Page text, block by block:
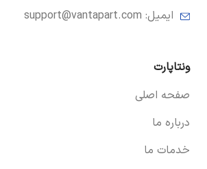
ایمیل: support@vantapart.com
ونتاپارت
صفحه اصلی
درباره ما
خدمات ما